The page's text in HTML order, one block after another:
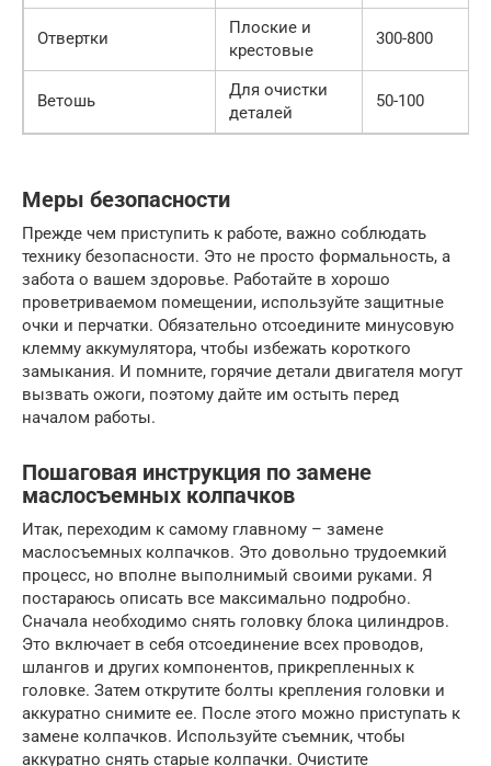
Отвертки
Плоские и
крестовые
300-800
Ветошь
Для очистки
деталей
50-100
Меры безопасности
Прежде чем приступить к работе, важно соблюдать
технику безопасности. Это не просто формальность, а
забота о вашем здоровье. Работайте в хорошо
проветриваемом помещении, используйте защитные
очки и перчатки. Обязательно отсоедините минусовую
клемму аккумулятора, чтобы избежать короткого
замыкания. И помните, горячие детали двигателя могут
вызвать ожоги, поэтому дайте им остыть перед
началом работы.
Пошаговая инструкция по замене
маслосъемных колпачков
Итак, переходим к самому главному – замене
маслосъемных колпачков. Это довольно трудоемкий
процесс, но вполне выполнимый своими руками. Я
постараюсь описать все максимально подробно.
Сначала необходимо снять головку блока цилиндров.
Это включает в себя отсоединение всех проводов,
шлангов и других компонентов, прикрепленных к
головке. Затем открутите болты крепления головки и
аккуратно снимите ее. После этого можно приступать к
замене колпачков. Используйте съемник, чтобы
аккуратно снять старые колпачки. Очистите